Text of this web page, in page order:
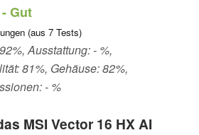
- Gut
(aus 7 Tests)
Ausstattung: - %,
81%, Gehäuse: 82%,
- %
MSI Vector 16 HX AI